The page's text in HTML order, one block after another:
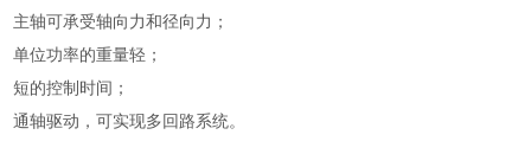
主轴可承受轴向力和径向力；
单位功率的重量轻；
短的控制时间；
通轴驱动，可实现多回路系统。